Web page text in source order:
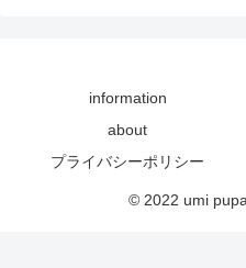
information
about
プライバシーポリシー
© 2022 umi